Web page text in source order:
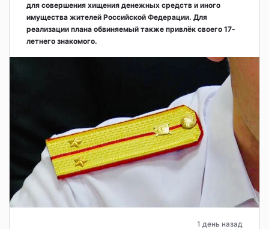
для совершения хищения денежных средств и иного
имущества жителей Российской Федерации. Для
реализации плана обвиняемый также привлёк своего 17-
летнего знакомого.
1 день назад